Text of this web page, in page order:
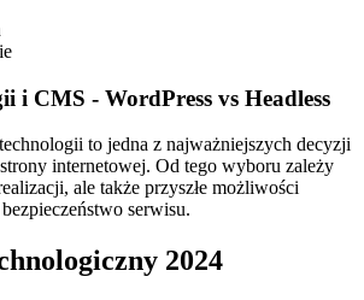
i CMS - WordPress vs Headless
to jedna z najważniejszych decyzji
internetowej. Od tego wyboru zależy
ale także przyszłe możliwości
serwisu.
2024